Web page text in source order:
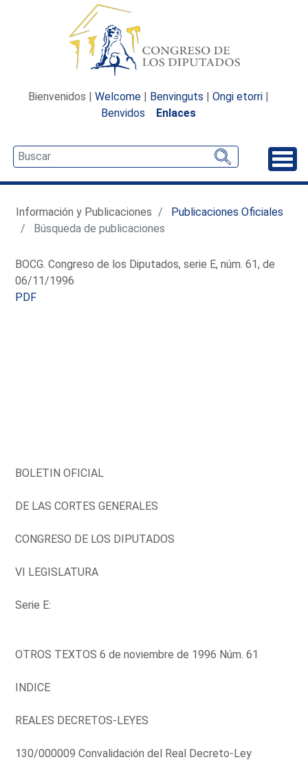
Bienvenidos | Welcome | Benvinguts | Ongi etorri |
Benvidos
Enlaces
Información y Publicaciones
Publicaciones Oficiales
Búsqueda de publicaciones
BOCG. Congreso de los Diputados, serie E, núm. 61, de
06/11/1996
PDF
BOLETIN OFICIAL
DE LAS CORTES GENERALES
CONGRESO DE LOS DIPUTADOS
VI LEGISLATURA
Serie E:
OTROS TEXTOS 6 de noviembre de 1996 Núm. 61
INDICE
REALES DECRETOS-LEYES
130/000009 Convalidación del Real Decreto-Ley